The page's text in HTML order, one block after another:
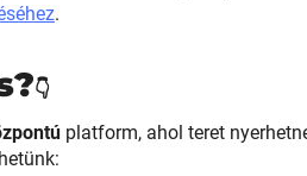
.
👇
platform, ahol teret